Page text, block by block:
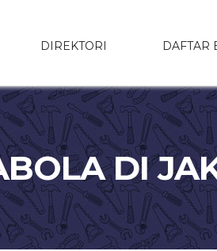
DIREKTORI DAFTAR
DI